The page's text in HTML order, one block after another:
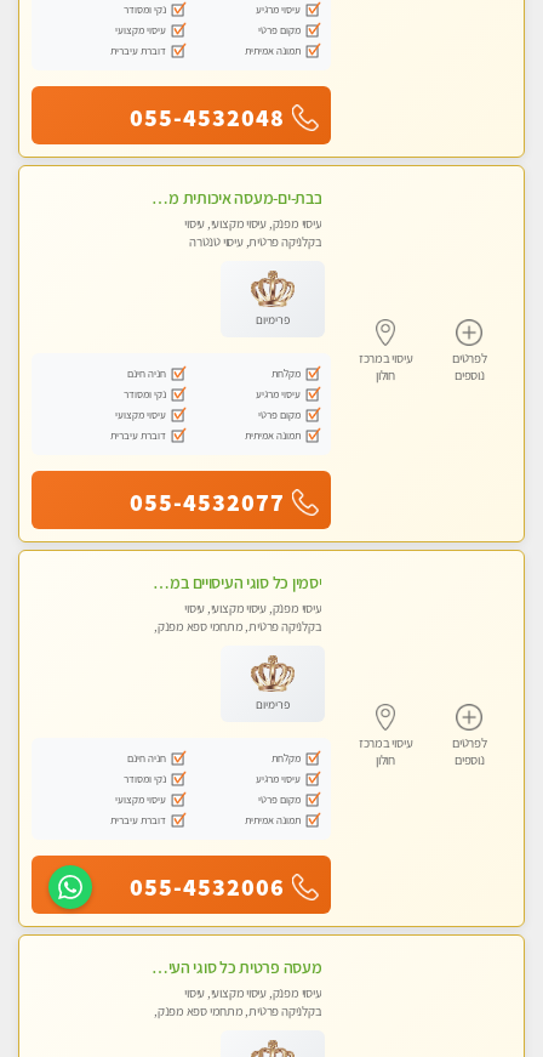
עיסוי מרגיע
נקי ומסודר
מקום פרטי
עיסוי מקצועי
תמונה אמיתית
דוברת עיברית
055-4532048
לפרטים
נוספים
עיסוי במרכז
חולון
בבת-ים-מעסה איכותית מפנקת ומקצועית מאוד בבת ים
עיסוי מפנק, עיסוי מקצועי, עיסוי
בקלניקה פרטית, עיסוי טנטרה
פרימיום
מקלחת
חניה חינם
עיסוי מרגיע
נקי ומסודר
מקום פרטי
עיסוי מקצועי
תמונה אמיתית
דוברת עיברית
055-4532077
לפרטים
נוספים
עיסוי במרכז
חולון
יסמין כל סוגי העיסויים במקום הכי מושלם בעיר בת ים . highly recommended..new in the city
עיסוי מפנק, עיסוי מקצועי, עיסוי
בקלניקה פרטית, מתחמי ספא מפנק,
פרימיום
מקלחת
חניה חינם
עיסוי מרגיע
נקי ומסודר
מקום פרטי
עיסוי מקצועי
תמונה אמיתית
דוברת עיברית
055-4532006
מעסה פרטית כל סוגי העיסויים מעסה מקצועית ואיכותית פרטי!!
עיסוי מפנק, עיסוי מקצועי, עיסוי
בקלניקה פרטית, מתחמי ספא מפנק,